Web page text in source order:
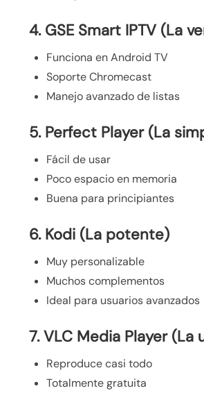
4. GSE Smart IPTV (La
Funciona en Android TV
Soporte Chromecast
Manejo avanzado de listas
5. Perfect Player (La
Fácil de usar
Poco espacio en memoria
Buena para principiantes
6. Kodi (La potente)
Muy personalizable
Muchos complementos
Ideal para usuarios avanzados
7. VLC Media Player (La
Reproduce casi todo
Totalmente gratuita